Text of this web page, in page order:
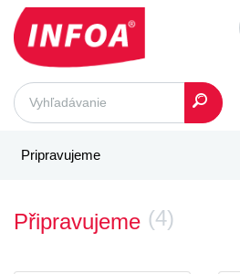
Pripravujeme
Připravujeme (4)